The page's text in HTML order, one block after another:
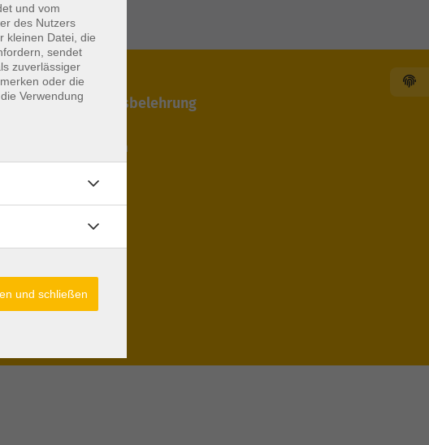
und Widerrufsbelehrung
Teilnahmebedingungen
und vom
des Nutzers
kleinen Datei, die
sendet
zuverlässiger
oder die
Verwendung
und schließen